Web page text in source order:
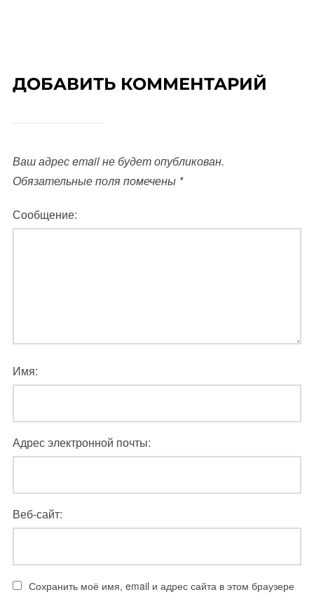
ДОБАВИТЬ КОММЕНТАРИЙ
Ваш адрес email не будет опубликован.
Обязательные поля помечены *
Сообщение:
Имя:
Адрес электронной почты:
Веб-сайт:
Сохранить моё имя, email и адрес сайта в этом браузере